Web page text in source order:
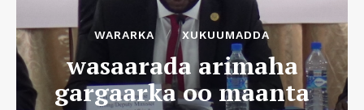
WARARKA XUKUUMADDA
wasaarada arimaha
gargaarka oo maanta